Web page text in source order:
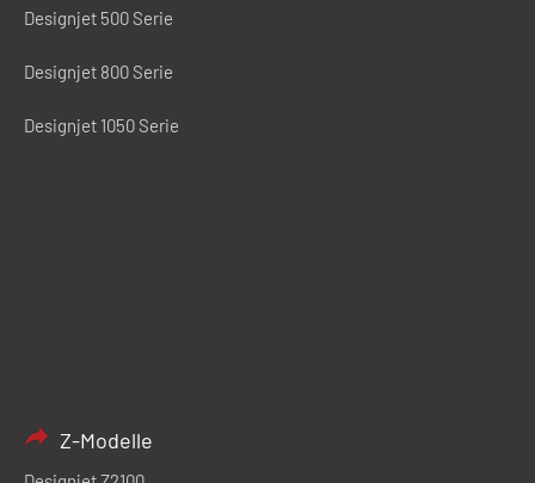
Designjet 500 Serie
Designjet 800 Serie
Designjet 1050 Serie
Z-Modelle